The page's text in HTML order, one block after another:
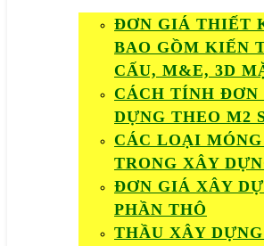
ĐƠN GIÁ THIẾT
BAO GỒM KIẾN
CẤU, M&E, 3D
CÁCH TÍNH ĐƠN
DỰNG THEO M2
CÁC LOẠI
TRONG XÂY
ĐƠN GIÁ XÂY
PHẦN THÔ
THẦU XÂY